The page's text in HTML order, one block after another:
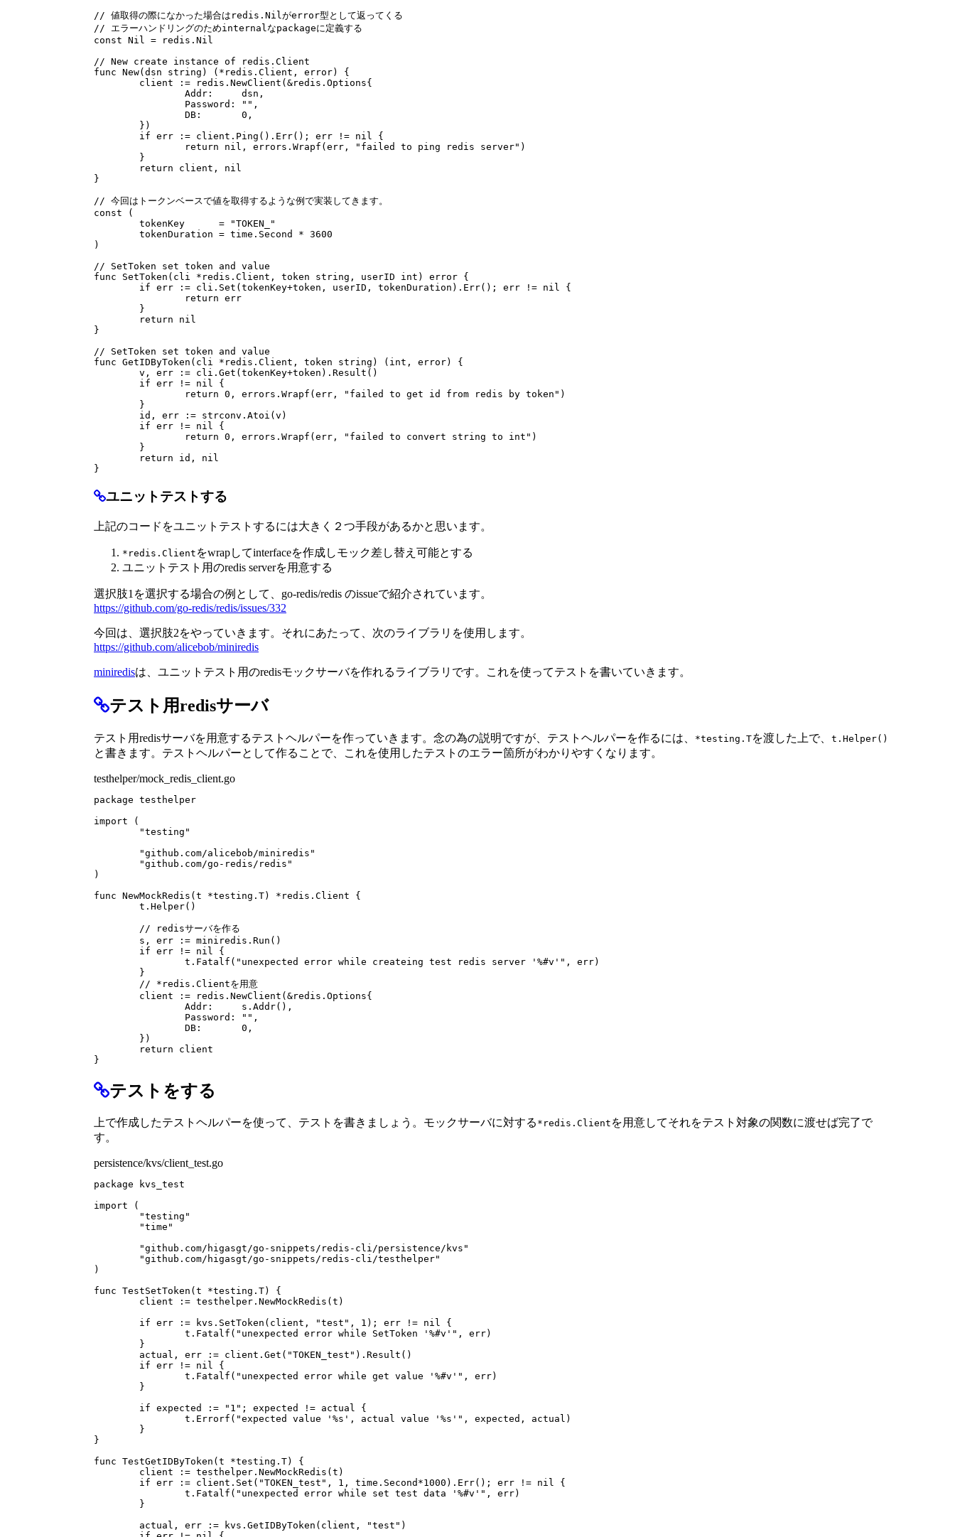
// 値取得の際になかった場合はredis.Nilがerror型として返ってくる
// エラーハンドリングのためinternalなpackageに定義する
const Nil = redis . Nil
// New create instance of redis.Client
func New( dsn string ) ( * redis . Client , error)
{
client
:= redis . NewClient ( &redis . Options{
Addr : dsn ,
Password : "" ,
DB : 0 ,
})
if err := client . Ping () . Err(); err != nil
{
return
nil , errors . Wrapf ( err , "failed to ping redis server" )
}
return
client ,
nil
}
// 今回はトークンベースで値を取得するような例で実装してきます。
const
(
tokenKey
=
"TOKEN_"
tokenDuration = time . Second * 3600
)
// SetToken set token and value
func
SetToken ( cli * redis . Client , token string , userID int ) error {
if err := cli . Set ( tokenKey+token , userID , tokenDuration ) . Err(); err != nil
{
return err
}
return
nil
}
// SetToken set token and value
func GetIDByToken ( cli * redis . Client , token string ) ( int , error)
{
v , err := cli . Get ( tokenKey+token ) . Result ()
if err != nil
{
return 0 , errors . Wrapf ( err , "failed to get id from redis by token" )
}
id , err := strconv . Atoi ( v )
if err != nil
{
return 0 , errors . Wrapf ( err , "failed to convert string to int" )
}
return
id ,
nil
}
ユニットテストする
上記のコードをユニットテストするには大きく２つ手段があるかと思います。
*redis.Client をwrapしてinterfaceを作成しモック差し替え可能とする
ユニットテスト用のredis serverを用意する
選択肢1を選択する場合の例として、go-redis/redis のissueで紹介されています。
https://github.com/go-redis/redis/issues/332
今回は、選択肢2をやっていきます。それにあたって、次のライブラリを使用します。
https://github.com/alicebob/miniredis
miniredisは、ユニットテスト用のredisモックサーバを作れるライブラリです。これを使ってテストを書いていきます。
テスト用redisサーバ
テスト用redisサーバを用意するテストヘルパーを作っていきます。念の為の説明ですが、テストヘルパーを作るには、 *testing.Tを渡した上で、 t.Helper()
と書きます。テストヘルパーとして作ることで、これを使用したテストのエラー箇所がわかりやすくなります。
testhelper/mock_redis_client.go
package testhelper
import
(
"testing"
"github.com/alicebob/miniredis"
"github.com/go-redis/redis"
)
func NewMockRedis (t *testing . T) * redis . Client
{
t . Helper()
// redisサーバを作る
s , err := miniredis . Run ()
if err != nil
{
t . Fatalf ( "unexpected error while createing test redis server '%#v'" , err)
}
// *redis.Clientを用意
client
:= redis . NewClient (&redis . Options{
Addr : s . Addr(),
Password : "" ,
DB : 0 ,
})
return
client
}
テストをする
上で作成したテストヘルパーを使って、テストを書きましょう。モックサーバに対する *redis.Client を用意してそれをテスト対象の関数に渡せば完了で
す。
persistence/kvs/client_test.go
package
kvs_test
import
(
"testing"
"time"
"github.com/higasgt/go-snippets/redis-cli/persistence/kvs"
"github.com/higasgt/go-snippets/redis-cli/testhelper"
)
func TestSetToken ( t *testing . T)
{
client
:= testhelper . NewMockRedis ( t )
if err := kvs . SetToken ( client , "test" , 1 ); err != nil
{
t . Fatalf ( "unexpected error while SetToken '%#v'" , err)
}
actual , err := client . Get ( "TOKEN_test" ) . Result ()
if err != nil
{
t . Fatalf ( "unexpected error while get value '%#v'" , err)
}
if expected := "1" ; expected != actual
{
t . Errorf ( "expected value '%s', actual value '%s'" , expected , actual )
}
}
func TestGetIDByToken ( t *testing . T)
{
client
:= testhelper . NewMockRedis ( t )
if err := client . Set ( "TOKEN_test" , 1 , time . Second *1000 ) . Err(); err != nil
{
t . Fatalf ( "unexpected error while set test data '%#v'" , err)
}
actual , err := kvs . GetIDByToken ( client , "test" )